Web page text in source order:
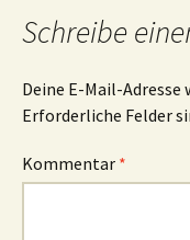
Schreibe
Deine E-Mail-
Erforderliche Felder
Kommentar *